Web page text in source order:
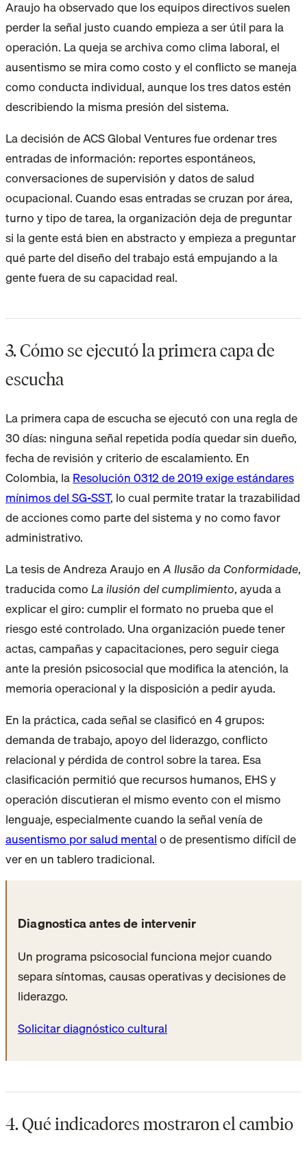
Araujo ha observado que los equipos directivos suelen
perder la señal justo cuando empieza a ser útil para la
operación. La queja se archiva como clima laboral, el
ausentismo se mira como costo y el conflicto se maneja
como conducta individual, aunque los tres datos estén
describiendo la misma presión del sistema.
La decisión de ACS Global Ventures fue ordenar tres
entradas de información: reportes espontáneos,
conversaciones de supervisión y datos de salud
ocupacional. Cuando esas entradas se cruzan por área,
turno y tipo de tarea, la organización deja de preguntar
si la gente está bien en abstracto y empieza a preguntar
qué parte del diseño del trabajo está empujando a la
gente fuera de su capacidad real.
3. Cómo se ejecutó la primera capa de
escucha
La primera capa de escucha se ejecutó con una regla de
30 días: ninguna señal repetida podía quedar sin dueño,
fecha de revisión y criterio de escalamiento. En
Colombia, laResolución 0312 de 2019 exige estándares
mínimos del SG-SST, lo cual permite tratar la trazabilidad
de acciones como parte del sistema y no como favor
administrativo.
La tesis de Andreza Araujo enA Ilusão da Conformidade,
traducida comoLa ilusión del cumplimiento, ayuda a
explicar el giro: cumplir el formato no prueba que el
riesgo esté controlado. Una organización puede tener
actas, campañas y capacitaciones, pero seguir ciega
ante la presión psicosocial que modifica la atención, la
memoria operacional y la disposición a pedir ayuda.
En la práctica, cada señal se clasificó en 4 grupos:
demanda de trabajo, apoyo del liderazgo, conflicto
relacional y pérdida de control sobre la tarea. Esa
clasificación permitió que recursos humanos, EHS y
operación discutieran el mismo evento con el mismo
lenguaje, especialmente cuando la señal venía de
ausentismo por salud mentalo de presentismo difícil de
ver en un tablero tradicional.
Diagnostica antes de intervenir
Un programa psicosocial funciona mejor cuando
separa síntomas, causas operativas y decisiones de
liderazgo.
Solicitar diagnóstico cultural
4. Qué indicadores mostraron el cambio